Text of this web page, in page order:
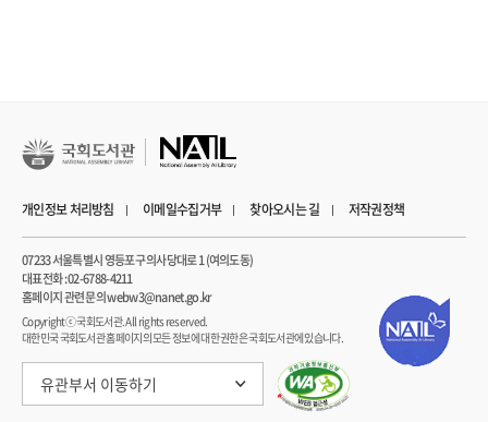
AI 동맹 지도: 삼성, SK, 현대차, 네이버의 넥스트 스텝 ㆍ285
메모리 강국 한국의 숙명: 엔비디아 생태계에서 ‘파트너’로 살아남기 ㆍ289
9장 한국 기업의 생존 로드맵: 우리는 무엇을 준비해야 하는가? (Korea Strategy)
엔비디아의 시각에서 본 경쟁 업체들: 구글, 메타, 테슬라, 아마존을 대하는 방식
메모리 반도체의 운명: HBM 전쟁 ㆍ313
네이버, 카카오, 그리고 한국 AI 스타트업의 길 ㆍ318
개인정보 처리방침 이메일수집거부 찾아오시는 길 저작권정책
07233 서울특별시 영등포구 의사당대로 1 (여의도동)
대표전화 : 02-6788-4211
홈페이지 관련 문의 webw3@nanet.go.kr
Copyrightⓒ 국회도서관. All rights reserved.
대한민국 국회도서관 홈페이지의 모든 정보에 대한 권한은 국회도서관에 있습니다.
유관부서 이동하기